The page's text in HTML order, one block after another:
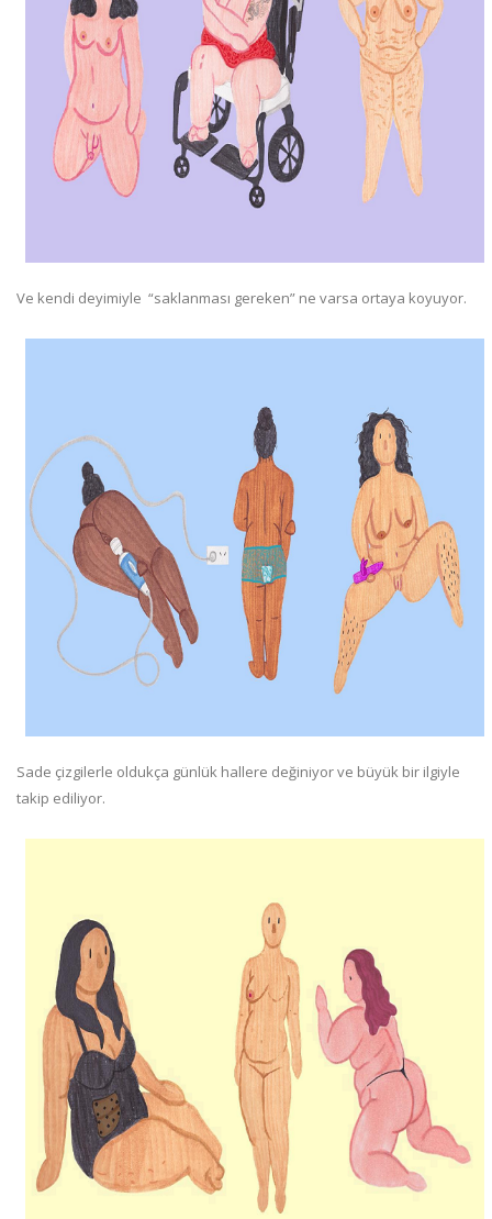
Ve kendi deyimiyle “saklanması gereken” ne varsa ortaya koyuyor.
Sade çizgilerle oldukça günlük hallere değiniyor ve büyük bir ilgiyle
takip ediliyor.